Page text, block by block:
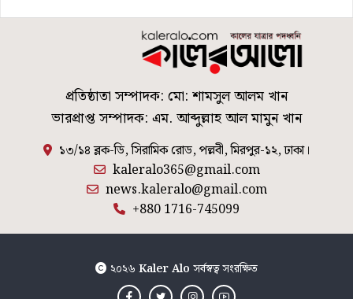
প্রতিষ্ঠাতা সম্পাদক: মো: শামসুল আলম খান
ভারপ্রাপ্ত সম্পাদক: এম. আব্দুল্লাহ আল মামুন খান
১৩/১৪ ব্লক-ডি, সিরামিক রোড, পল্লবী, মিরপুর-১২, ঢাকা।
kaleralo365@gmail.com
news.kaleralo@gmail.com
+880 1716-745099
২০২৬ Kaler Alo সর্বস্বত্ব সংরক্ষিত